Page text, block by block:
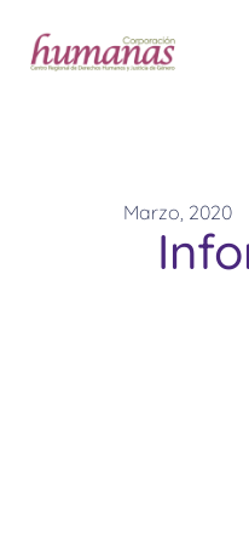
Marzo, 2020